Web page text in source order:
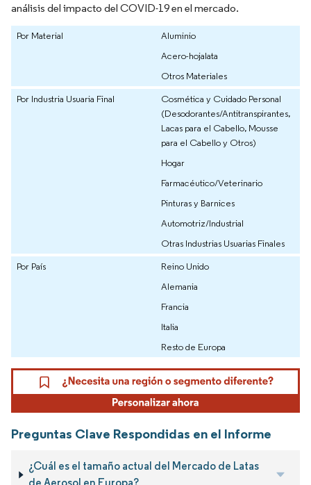
análisis del impacto del COVID-19 en el mercado.
Por Material
Aluminio
Acero-hojalata
Otros Materiales
Por Industria Usuaria Final
Cosmética y Cuidado Personal
(Desodorantes/Antitranspirantes,
Lacas para el Cabello, Mousse
para el Cabello y Otros)
Hogar
Farmacéutico/Veterinario
Pinturas y Barnices
Automotriz/Industrial
Otras Industrias Usuarias Finales
Por País
Reino Unido
Alemania
Francia
Italia
Resto de Europa
Preguntas Clave Respondidas en el Informe
¿Cuál es el tamaño actual del Mercado de Latas